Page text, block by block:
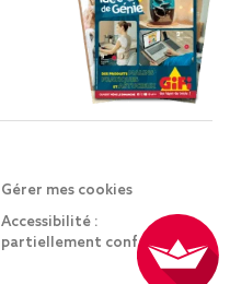
Gérer mes cookies
Accessibilité :
partiellement conforme